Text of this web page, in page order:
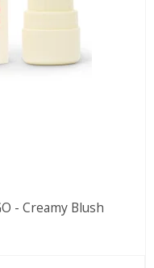
- Creamy Blush